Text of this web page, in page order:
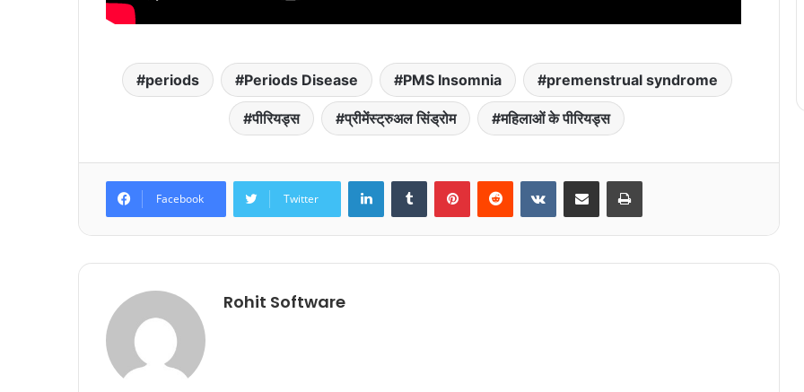
periods Periods Disease PMS Insomnia premenstrual syndrome
पीरियड्स प्रीमेंस्ट्रुअल सिंड्रोम महिलाओं के पीरियड्स
Facebook Twitter
LinkedInTumblr PinterestReddit VKontakteShare via Email Print
Rohit Software